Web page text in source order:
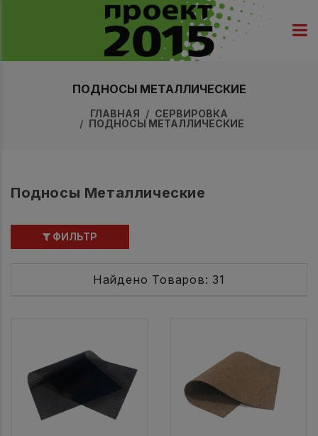
ПОДНОСЫ МЕТАЛЛИЧЕСКИЕ
ГЛАВНАЯ
СЕРВИРОВКА
ПОДНОСЫ МЕТАЛЛИЧЕСКИЕ
Подносы Металлические
ФИЛЬТР
Найдено Товаров: 31